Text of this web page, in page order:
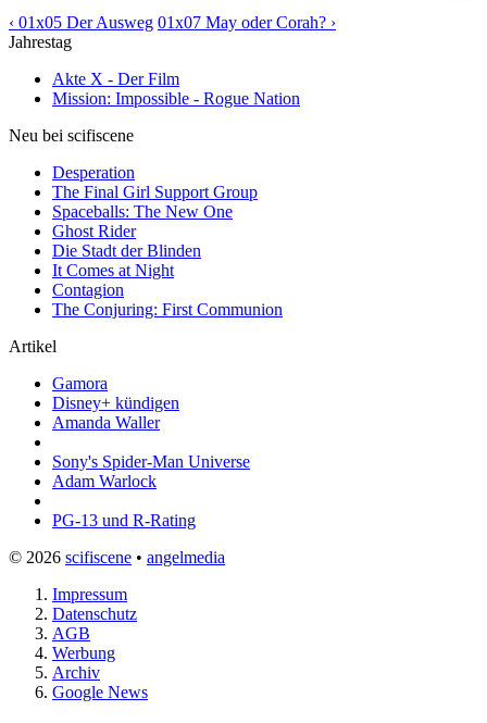
‹ 01x05 Der Ausweg 01x07 May oder Corah? ›
Jahrestag
Akte X - Der Film
Mission: Impossible - Rogue Nation
Neu bei scifiscene
Desperation
The Final Girl Support Group
Spaceballs: The New One
Ghost Rider
Die Stadt der Blinden
It Comes at Night
Contagion
The Conjuring: First Communion
Artikel
Gamora
Disney+ kündigen
Amanda Waller
Sony's Spider-Man Universe
Adam Warlock
PG-13 und R-Rating
© 2026 scifiscene • angelmedia
Impressum
Datenschutz
AGB
Werbung
Archiv
Google News